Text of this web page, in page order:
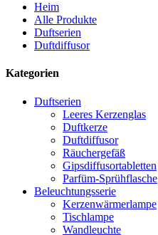
Heim
Alle Produkte
Duftserien
Duftdiffusor
Kategorien
Duftserien
Leeres Kerzenglas
Duftkerze
Duftdiffusor
Räuchergefäß
Gipsdiffusortabletten
Parfüm-Sprühflasche
Beleuchtungsserie
Kerzenwärmerlampe
Tischlampe
Wandleuchte